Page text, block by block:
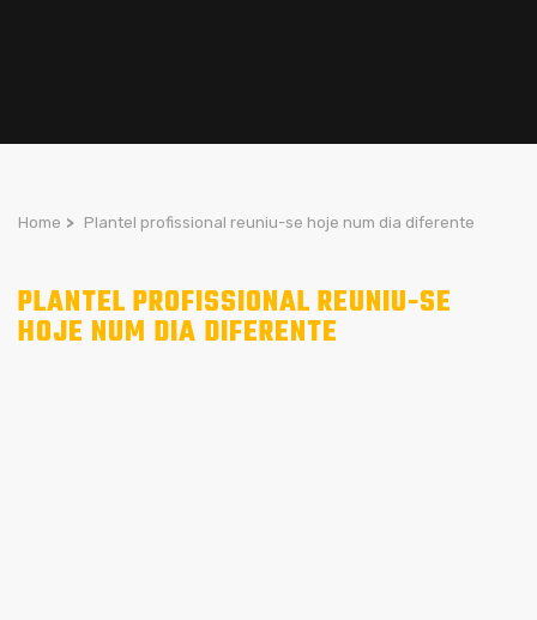
Home > Plantel profissional reuniu-se hoje num dia diferente
PLANTEL PROFISSIONAL REUNIU-SE
HOJE NUM DIA DIFERENTE